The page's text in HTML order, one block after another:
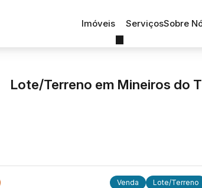
Sobre
Serviços
Imóveis
Lote/Terreno em Mineiros do
Lote/Terreno